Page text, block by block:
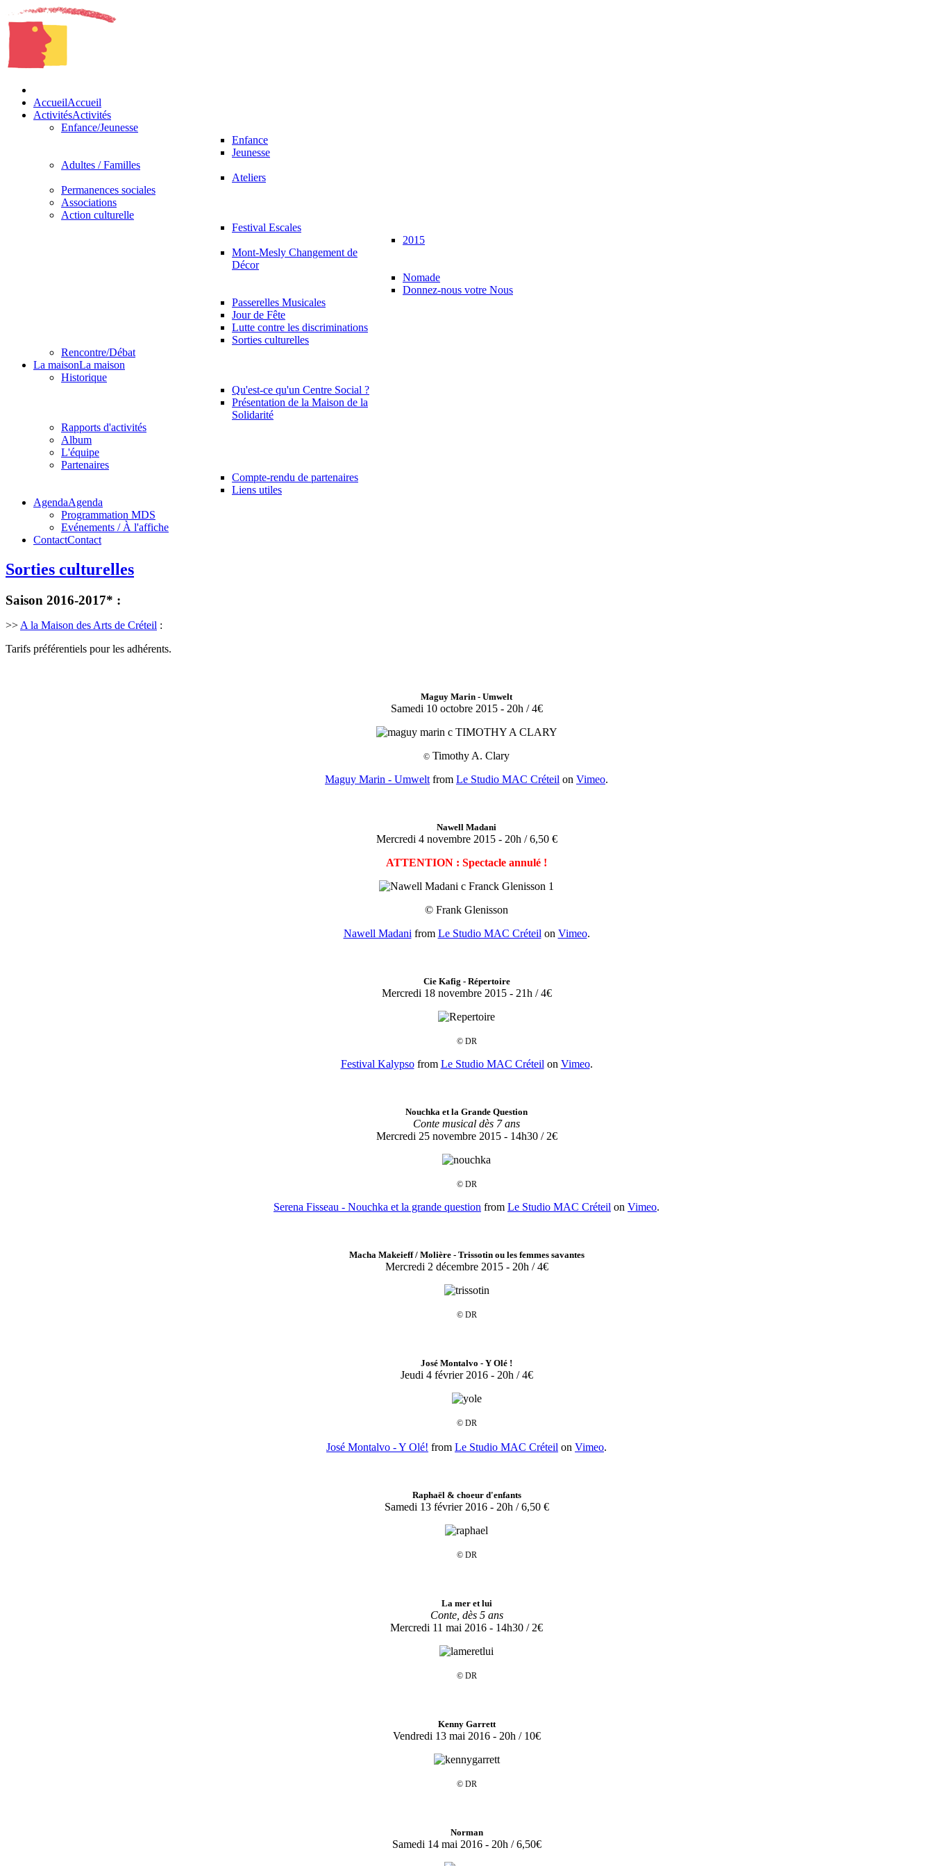
AccueilAccueil
ActivitésActivités
Enfance/Jeunesse
Enfance
Jeunesse
Adultes / Familles
Ateliers
Permanences sociales
Associations
Action culturelle
Festival Escales
2015
Mont-Mesly Changement de
Décor
Nomade
Donnez-nous votre Nous
Passerelles Musicales
Jour de Fête
Lutte contre les discriminations
Sorties culturelles
Rencontre/Débat
La maisonLa maison
Historique
Qu'est-ce qu'un Centre Social ?
Présentation de la Maison de la
Solidarité
Rapports d'activités
Album
L'équipe
Partenaires
Compte-rendu de partenaires
Liens utiles
AgendaAgenda
Programmation MDS
Evénements / À l'affiche
ContactContact
Sorties culturelles
Saison 2016-2017* :
>> A la Maison des Arts de Créteil :
Tarifs préférentiels pour les adhérents.
Maguy Marin - Umwelt
Samedi 10 octobre 2015 - 20h / 4€
© Timothy A. Clary
Maguy Marin - Umwelt from Le Studio MAC Créteil on Vimeo.
Nawell Madani
Mercredi 4 novembre 2015 - 20h / 6,50 €
ATTENTION : Spectacle annulé !
© Frank Glenisson
Nawell Madani from Le Studio MAC Créteil on Vimeo.
Cie Kafig - Répertoire
Mercredi 18 novembre 2015 - 21h / 4€
© DR
Festival Kalypsofrom Le Studio MAC Créteil on Vimeo.
Nouchka et la Grande Question
Conte musical dès 7 ans
Mercredi 25 novembre 2015 - 14h30 / 2€
© DR
Serena Fisseau - Nouchka et la grande question from Le Studio MAC Créteil on Vimeo.
Macha Makeieff / Molière - Trissotin ou les femmes savantes
Mercredi 2 décembre 2015 - 20h / 4€
© DR
José Montalvo - Y Olé !
Jeudi 4 février 2016 - 20h / 4€
© DR
José Montalvo - Y Olé! from Le Studio MAC Créteil on Vimeo.
Raphaël & choeur d'enfants
Samedi 13 février 2016 - 20h / 6,50 €
© DR
La mer et lui
Conte, dès 5 ans
Mercredi 11 mai 2016 - 14h30 / 2€
© DR
Kenny Garrett
Vendredi 13 mai 2016 - 20h / 10€
© DR
Norman
Samedi 14 mai 2016 - 20h / 6,50€